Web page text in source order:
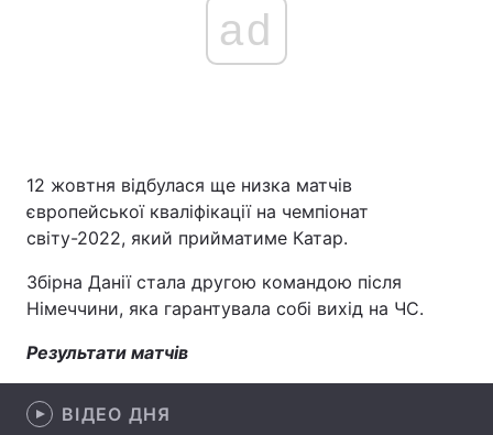
Головна Війна
Україна Політика
Економіка Світ
Зброя
ad
12 жовтня відбулася ще низка матчів
європейської кваліфікації на чемпіонат
світу-2022, який прийматиме Катар.
Збірна Данії стала другою командою після
Німеччини, яка гарантувала собі вихід на ЧС.
Результати матчів
ВІДЕО ДНЯ